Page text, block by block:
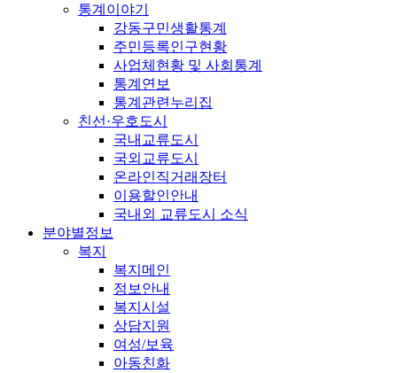
통계이야기
강동구민생활통계
주민등록인구현황
사업체현황 및 사회통계
통계연보
통계관련누리집
친선·우호도시
국내교류도시
국외교류도시
온라인직거래장터
이용할인안내
국내외 교류도시 소식
분야별정보
복지
복지메인
정보안내
복지시설
상담지원
여성/보육
아동친화